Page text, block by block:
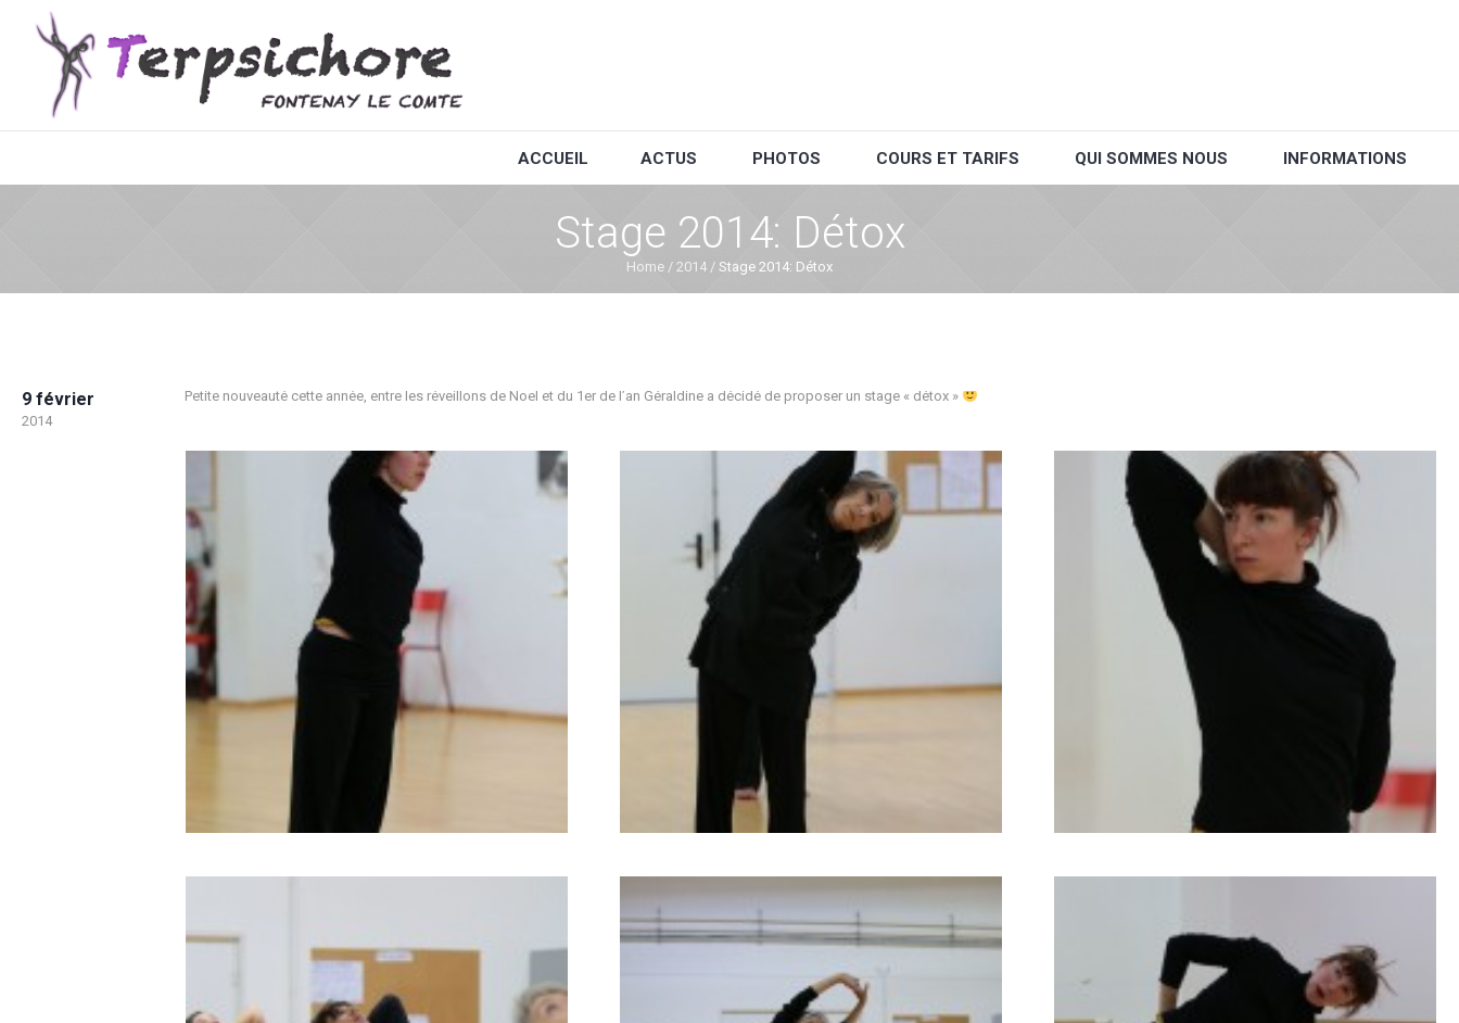
ACCUEIL ACTUS PHOTOS COURS ET TARIFS QUI SOMMES NOUS INFORMATIONS
Stage 2014: Détox
Home / 2014 / Stage 2014: Détox
9 février
2014
Petite nouveauté cette année, entre les réveillons de Noel et du 1er de l’an Géraldine a décidé de proposer un stage « détox »